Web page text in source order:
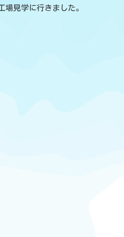
見学に行きました。